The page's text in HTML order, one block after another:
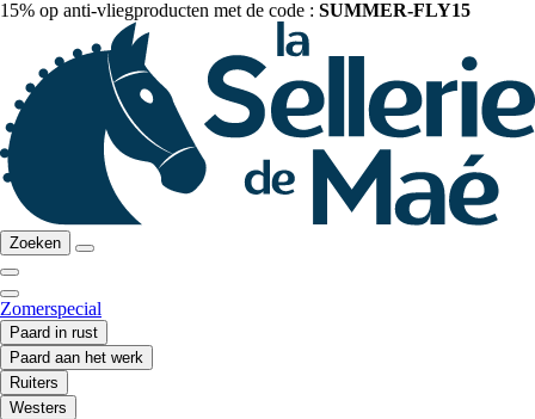
15% op anti-vliegproducten met de code : SUMMER-FLY15
Zoeken
Zomerspecial
Paard in rust
Paard aan het werk
Ruiters
Westers